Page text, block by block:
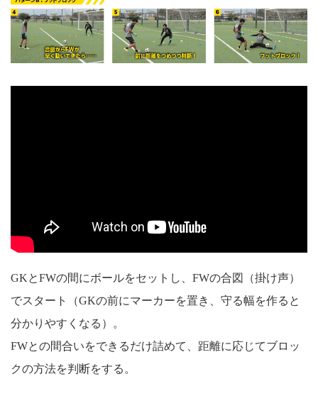
GKとFWの間にボールをセットし、FWの合図（掛け声）
でスタート（GKの前にマーカーを置き、守る幅を作ると
分かりやすくなる）。
FWとの間合いをできるだけ詰めて、距離に応じてブロッ
クの方法を判断をする。